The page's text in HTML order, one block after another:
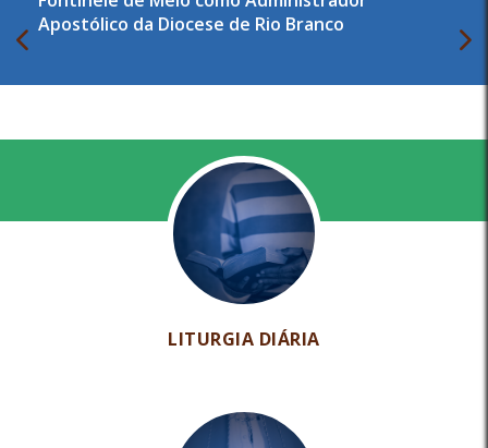
Apostólico da Diocese de Rio Branco
LITURGIA DIÁRIA